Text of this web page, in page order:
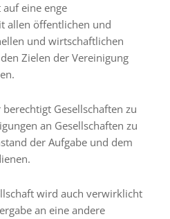
eine enge
allen öffentlichen und
und wirtschaftlichen
Zielen der Vereinigung
Gesellschaften zu
an Gesellschaften zu
der Aufgabe und dem
wird auch verwirklicht
an eine andere